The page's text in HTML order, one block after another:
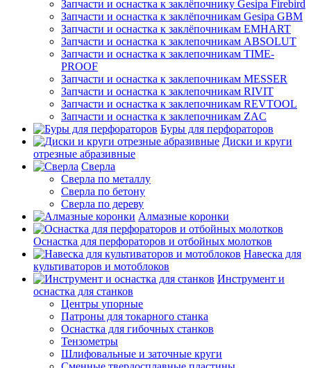
Запчасти и оснастка к заклёпочнику Gesipa Firebird
Запчасти и оснастка к заклёпочникам Gesipa GBM
Запчасти и оснастка к заклёпочникам EMHART
Запчасти и оснастка к заклепочникам ABSOLUT
Запчасти и оснастка к заклепочникам TIME-
PROOF
Запчасти и оснастка к заклепочникам MESSER
Запчасти и оснастка к заклепочникам RIVIT
Запчасти и оснастка к заклепочникам REVTOOL
Запчасти и оснастка к заклепочникам ZAC
Буры для перфораторов
Диски и круги
отрезные абразивные
Сверла
Сверла по металлу
Сверла по бетону
Сверла по дереву
Алмазные коронки
Оснастка для перфораторов и отбойных молотков
Навеска для
культиваторов и мотоблоков
Инструмент и
оснастка для станков
Центры упорные
Патроны для токарного станка
Оснастка для гибочных станков
Тензометры
Шлифовальные и заточные круги